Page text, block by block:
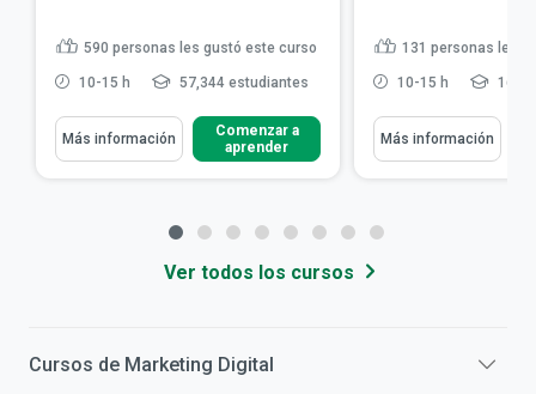
590 personas les gustó este curso
10-15 h 57,344 estudiantes
Más información
Comenzar a
aprender
131 personas les
10-15 h
Más información
Ver todos los cursos
Cursos de Marketing Digital